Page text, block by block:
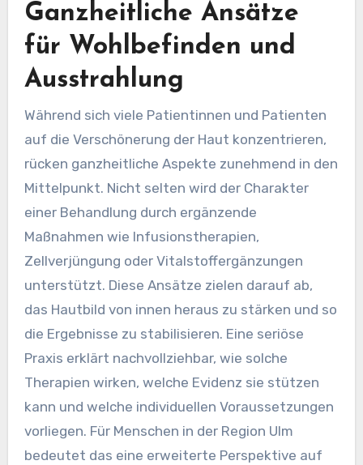
Ganzheitliche Ansätze
für Wohlbefinden und
Ausstrahlung
Während sich viele Patientinnen und Patienten
auf die Verschönerung der Haut konzentrieren,
rücken ganzheitliche Aspekte zunehmend in den
Mittelpunkt. Nicht selten wird der Charakter
einer Behandlung durch ergänzende
Maßnahmen wie Infusionstherapien,
Zellverjüngung oder Vitalstoffergänzungen
unterstützt. Diese Ansätze zielen darauf ab,
das Hautbild von innen heraus zu stärken und so
die Ergebnisse zu stabilisieren. Eine seriöse
Praxis erklärt nachvollziehbar, wie solche
Therapien wirken, welche Evidenz sie stützen
kann und welche individuellen Voraussetzungen
vorliegen. Für Menschen in der Region Ulm
bedeutet das eine erweiterte Perspektive auf